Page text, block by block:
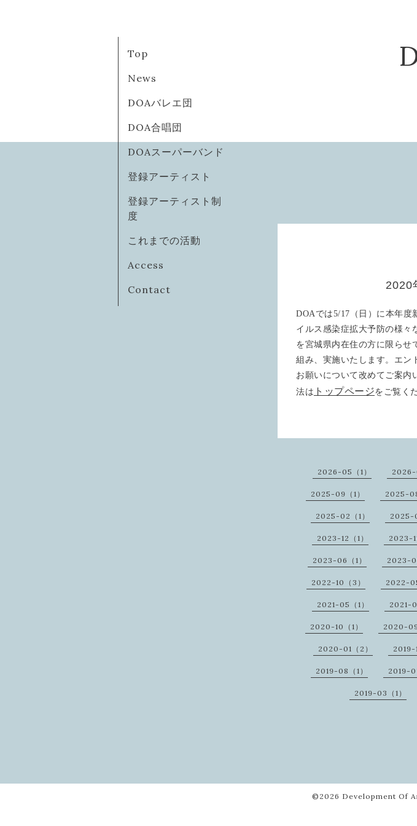
Top
News
DOAバレエ団
DOA合唱団
DOAスーパーバンド
登録アーティスト
登録アーティスト制
度
これまでの活動
Access
Contact
2020
DOAでは5/17 （日）に本年
イルス感染症拡大予防の様々
を宮城県内在住の方に限らせ
組み、実施いたします。エン
お願いについて改めてご案内
法は トップページをご覧く
2026-05（1） 2026-
2025-09（1） 2025-08
2025-02（1） 2025-
2023-12（1） 2023-
2023-06（1） 2023-
2022-10（3） 2022-
2021-05（1） 2021-
2020-10（1） 2020-09
2020-01（2） 2019-
2019-08（1） 2019-
2019-03（1）
©2026 Development Of